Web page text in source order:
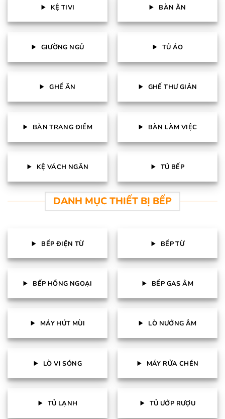
KỆ TIVI BÀN ĂN
GIƯỜNG NGỦ TỦ ÁO
GHẾ ĂN GHẾ THƯ GIẢN
BÀN TRANG ĐIỂM BÀN LÀM VIỆC
KỆ VÁCH NGĂN TỦ BẾP
DANH MỤC THIẾT BỊ BẾP
BẾP ĐIỆN TỪ BẾP TỪ
BẾP HỒNG NGOẠI BẾP GAS ÂM
MÁY HÚT MÙI LÒ NƯỚNG ÂM
LÒ VI SÓNG MÁY RỬA CHÉN
TỦ LẠNH TỦ ƯỚP RƯỢU